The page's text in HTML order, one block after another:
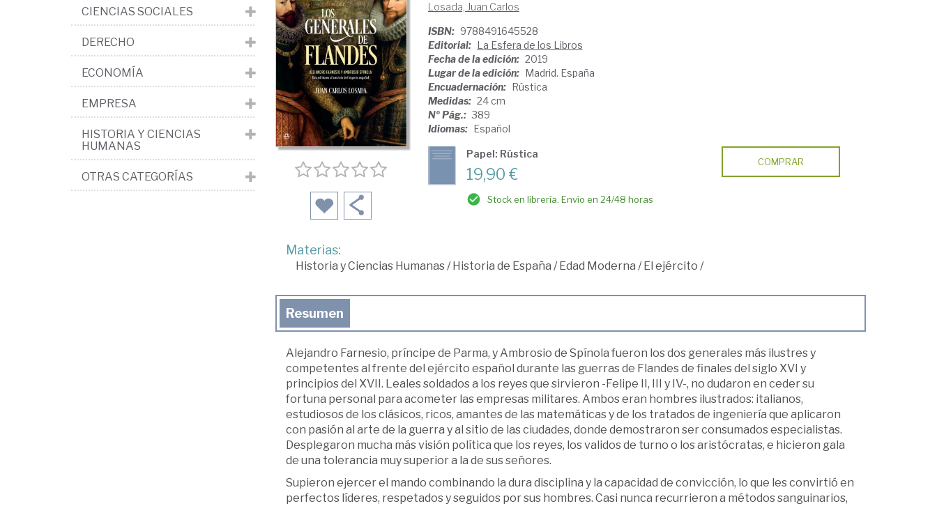
Losada, Juan Carlos
ISBN: 9788491645528
Editorial: La Esfera de los Libros
Fecha de la edición: 2019
Lugar de la edición: Madrid. España
Encuadernación: Rústica
Medidas: 24 cm
Nº Pág.: 389
Idiomas: Español
Papel: Rústica
19,90 €
Stock en librería. Envío en 24/48 horas
COMPRAR
Materias:
Historia y Ciencias Humanas/Historia de España /Edad Moderna /El ejército /
Resumen
Alejandro Farnesio, príncipe de Parma, y Ambrosio de Spínola fueron los dos generales más ilustres y
competentes al frente del ejército español durante las guerras de Flandes de finales del siglo XVI y
principios del XVII. Leales soldados a los reyes que sirvieron -Felipe II, III y IV-, no dudaron en ceder su
fortuna personal para acometer las empresas militares. Ambos eran hombres ilustrados: italianos,
estudiosos de los clásicos, ricos, amantes de las matemáticas y de los tratados de ingeniería que aplicaron
con pasión al arte de la guerra y al sitio de las ciudades, donde demostraron ser consumados especialistas.
Desplegaron mucha más visión política que los reyes, los validos de turno o los aristócratas, e hicieron gala
de una tolerancia muy superior a la de sus señores.
Supieron ejercer el mando combinando la dura disciplina y la capacidad de convicción, lo que les convirtió en
perfectos líderes, respetados y seguidos por sus hombres. Casi nunca recurrieron a métodos sanguinarios,
CIENCIAS SOCIALES
DERECHO
ECONOMÍA
EMPRESA
HISTORIA Y CIENCIAS
HUMANAS
OTRAS CATEGORÍAS